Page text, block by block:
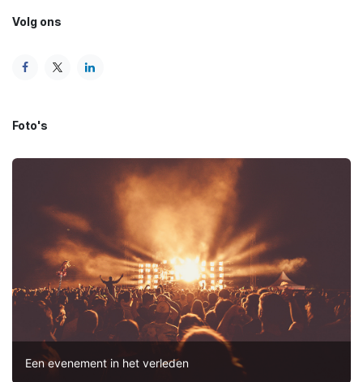
Volg ons
Foto's
Een evenement in het verleden